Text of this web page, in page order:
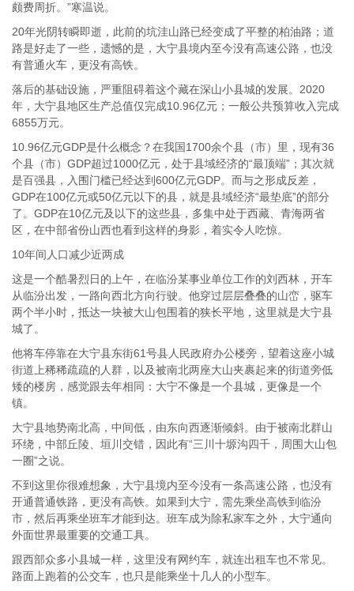
颇费周折。”寒温说。
20年光阴转瞬即逝，此前的坑洼山路已经变成了平整的柏油路；道
路是好走了一些，遗憾的是，大宁县境内至今没有高速公路，也没
有普通火车，更没有高铁。
落后的基础设施，严重阻碍着这个藏在深山小县城的发展。2020
年，大宁县地区生产总值仅完成10.96亿元；一般公共预算收入完成
6855万元。
10.96亿元GDP是什么概念？在我国1700余个县（市）里，现有36
个县（市）GDP超过1000亿元，处于县域经济的“最顶端”；其次就
是百强县，入围门槛已经达到600亿元GDP。而与之形成反差，
GDP在100亿元或50亿元以下的县，就是县域经济“最垫底”的部分
了。GDP在10亿元及以下的这些县，多集中处于西藏、青海两省
区，在中部省份山西也看到这样的身影，着实令人吃惊。
10年间人口减少近两成
这是一个酷暑烈日的上午，在临汾某事业单位工作的刘西林，开车
从临汾出发，一路向西北方向行驶。他穿过层层叠叠的山峦，驱车
两个半小时，抵达一块被大山包围着的狭长平地，这里就是大宁县
城了。
他将车停靠在大宁县东街61号县人民政府办公楼旁，望着这座小城
街道上稀稀疏疏的人群，以及被南北两座大山夹裹起来的街道旁低
矮的楼房，感觉跟去年相同：大宁不像是一个县城，更像是一个
镇。
大宁县地势南北高，中间低，由东向西逐渐倾斜。由于被南北群山
环绕，中部丘陵、垣川交错，因此有“三川十塬沟四千，周围大山包
一圈”之说。
不到这里你很难想象，大宁县境内至今没有一条高速公路，也没有
开通普通铁路，更没有高铁。如果到大宁，需先乘坐高铁到临汾
市，然后再乘坐班车才能到达。班车成为除私家车之外，大宁通向
外面世界最重要的交通工具。
跟西部众多小县城一样，这里没有网约车，就连出租车也不常见。
路面上跑着的公交车，也只是能乘坐十几人的小型车。